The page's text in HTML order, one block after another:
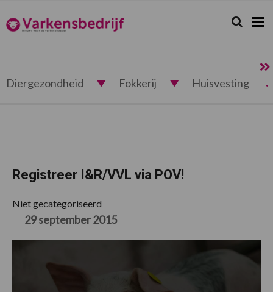
de
hoofdnavigatie
de
hoofd
de
eerste
de
voettekst
Varkensbedrijf.nl Zoeken...
Zoek
Diergezondheid Fokkerij Huisvesting
Registreer I&R/VVL via POV!
Niet gecategoriseerd
29 september 2015